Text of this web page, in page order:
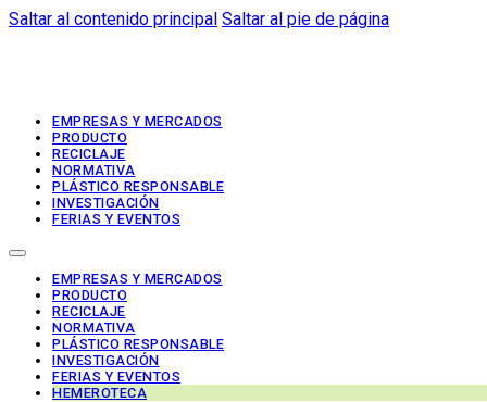
Saltar al contenido principal Saltar al pie de página
EMPRESAS Y MERCADOS
PRODUCTO
RECICLAJE
NORMATIVA
PLÁSTICO RESPONSABLE
INVESTIGACIÓN
FERIAS Y EVENTOS
EMPRESAS Y MERCADOS
PRODUCTO
RECICLAJE
NORMATIVA
PLÁSTICO RESPONSABLE
INVESTIGACIÓN
FERIAS Y EVENTOS
HEMEROTECA